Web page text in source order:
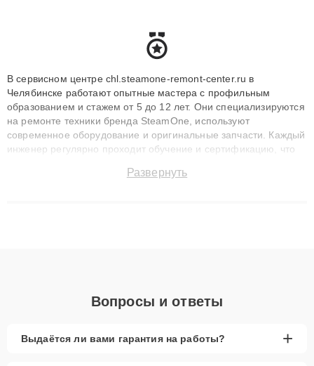
В сервисном центре chl.steamone-remont-center.ru в
Челябинске работают опытные мастера с профильным
образованием и стажем от 5 до 12 лет. Они специализируются
на ремонте техники бренда SteamOne, используют
современное оборудование и оригинальные запчасти. Каждый
инженер регулярно проходит обучение и сертификацию, что
восстанавливать технику с сохранением гарантии до 3 лет.
Развернуть
Вопросы и ответы
Выдаётся ли вами гарантия на работы? +